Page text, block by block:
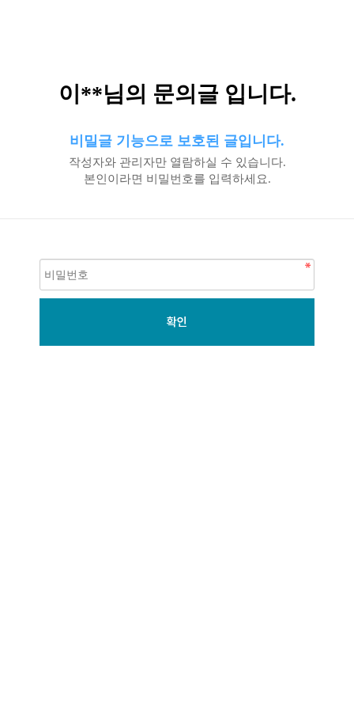
이**님의 문의글 입니다.
비밀글 기능으로 보호된 글입니다.
작성자와 관리자만 열람하실 수 있습니다.
본인이라면 비밀번호를 입력하세요.